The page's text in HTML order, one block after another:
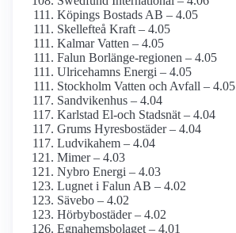
Köpings Bostads AB – 4.05
Skellefteå Kraft – 4.05
Kalmar Vatten – 4.05
Falun Borlänge-regionen – 4.05
Ulricehamns Energi – 4.05
Stockholm Vatten och Avfall – 4.05
Sandvikenhus – 4.04
Karlstad El-och Stadsnät – 4.04
Grums Hyresbostäder – 4.04
Ludvikahem – 4.04
Mimer – 4.03
Nybro Energi – 4.03
Lugnet i Falun AB – 4.02
Sävebo – 4.02
Hörbybostäder – 4.02
Egnahemsbolaget – 4.01